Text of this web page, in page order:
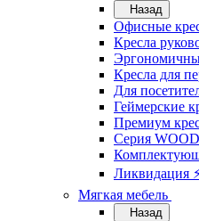
Назад
Офисные
Кресла
Кресла для
Для
Геймерские
Премиум
Серия
Ликвидация
Мягкая мебель
Назад